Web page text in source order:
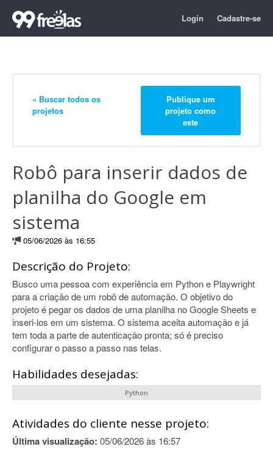
Login Cadastre-se
« Buscar todos os
projetos
Publique um
projeto como
este
Robô para inserir dados de
planilha do Google em
sistema
05/06/2026 às 16:55
Descrição do Projeto:
Busco uma pessoa com experiência em Python e Playwright
para a criação de um robô de automação. O objetivo do
projeto é pegar os dados de uma planilha no Google Sheets e
inseri-los em um sistema. O sistema aceita automação e já
tem toda a parte de autenticação pronta; só é preciso
configurar o passo a passo nas telas.
Habilidades desejadas:
Python
Atividades do cliente nesse projeto:
Última visualização: 05/06/2026 às 16:57